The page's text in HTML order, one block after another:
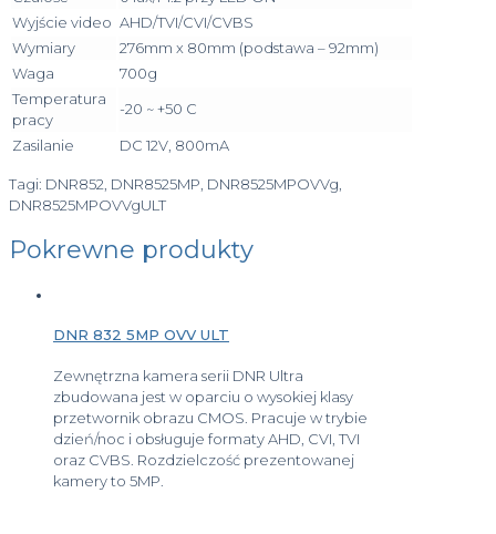
Wyjście video AHD/TVI/CVI/CVBS
Wymiary
276mm x 80mm (podstawa – 92mm)
Waga
700g
Temperatura
pracy
-20 ~ +50 C
Zasilanie DC 12V, 800mA
Tagi: DNR852, DNR8525MP, DNR8525MPOVVg,
DNR8525MPOVVgULT
Pokrewne produkty
DNR 832 5MP OVV ULT
Zewnętrzna kamera serii DNR Ultra
zbudowana jest w oparciu o wysokiej klasy
przetwornik obrazu CMOS. Pracuje w trybie
dzień/noc i obsługuje formaty AHD, CVI, TVI
oraz CVBS. Rozdzielczość prezentowanej
kamery to 5MP.